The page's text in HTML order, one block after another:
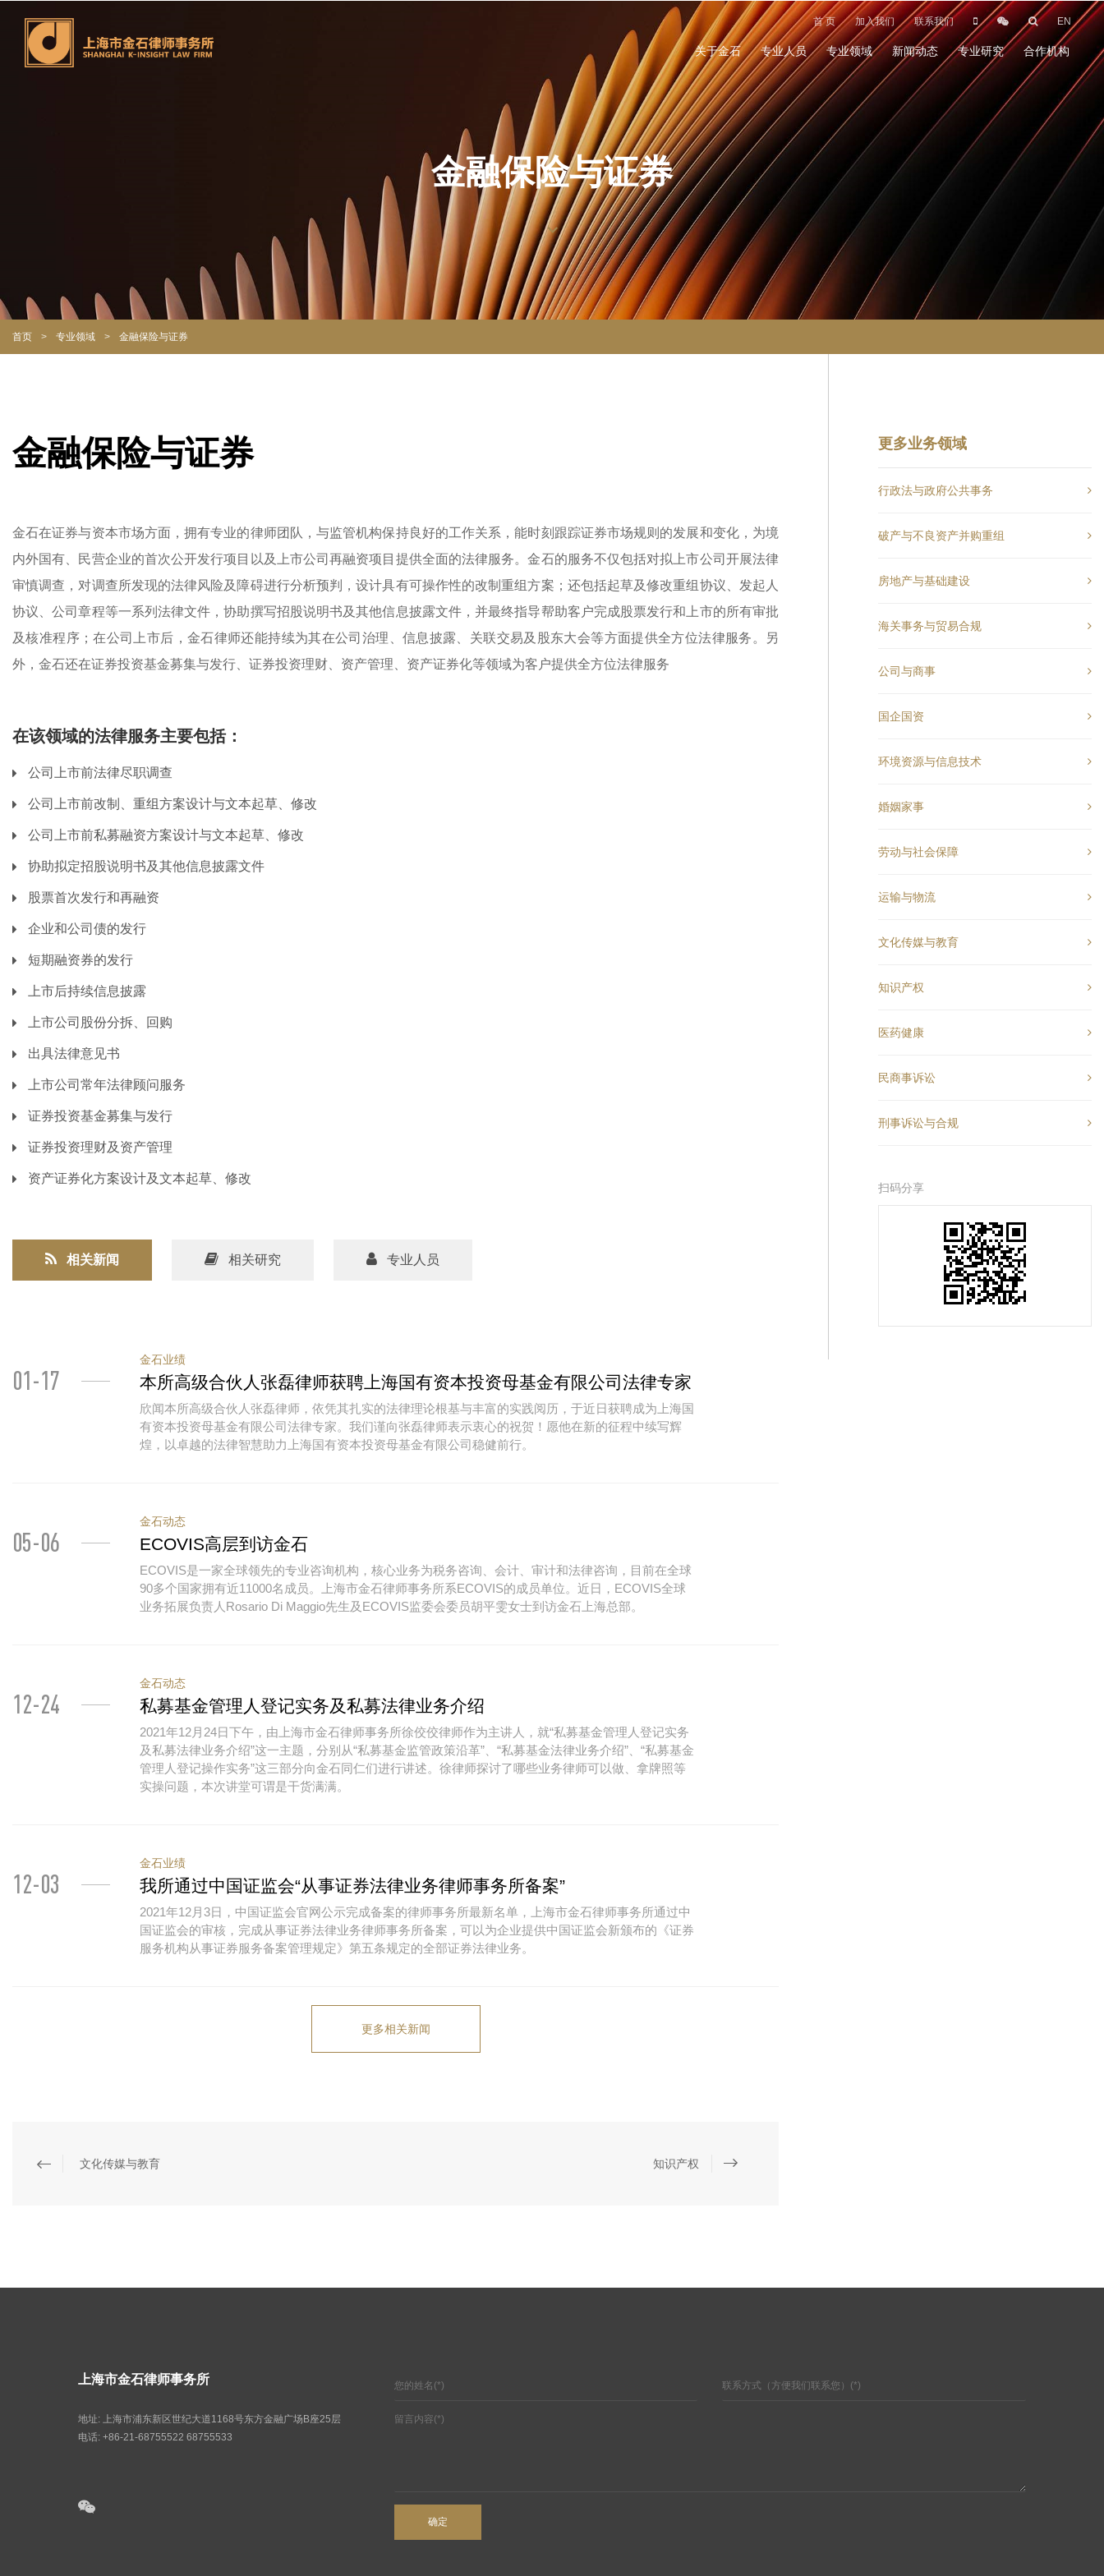
首 页 加入我们 联系我们 EN
关于金石 专业人员 专业领域 新闻动态 专业研究 合作机构
金融保险与证券
首页 > 专业领域 > 金融保险与证券
金融保险与证券
金石在证券与资本市场方面，拥有专业的律师团队，与监管机构保持良好的工作关系，能时刻跟踪证券市场规则的发展和变化，为境
内外国有、民营企业的首次公开发行项目以及上市公司再融资项目提供全面的法律服务。金石的服务不仅包括对拟上市公司开展法律
审慎调查，对调查所发现的法律风险及障碍进行分析预判，设计具有可操作性的改制重组方案；还包括起草及修改重组协议、发起人
协议、公司章程等一系列法律文件，协助撰写招股说明书及其他信息披露文件，并最终指导帮助客户完成股票发行和上市的所有审批
及核准程序；在公司上市后，金石律师还能持续为其在公司治理、信息披露、关联交易及股东大会等方面提供全方位法律服务。另
外，金石还在证券投资基金募集与发行、证券投资理财、资产管理、资产证券化等领域为客户提供全方位法律服务
在该领域的法律服务主要包括：
公司上市前法律尽职调查
公司上市前改制、重组方案设计与文本起草、修改
公司上市前私募融资方案设计与文本起草、修改
协助拟定招股说明书及其他信息披露文件
股票首次发行和再融资
企业和公司债的发行
短期融资券的发行
上市后持续信息披露
上市公司股份分拆、回购
出具法律意见书
上市公司常年法律顾问服务
证券投资基金募集与发行
证券投资理财及资产管理
资产证券化方案设计及文本起草、修改
相关新闻
01-17
金石业绩
本所高级合伙人张磊律师获聘上海国有资本投资母基金有限公司法律专家
欣闻本所高级合伙人张磊律师，依凭其扎实的法律理论根基与丰富的实践阅历，于近日获聘成为上海国
有资本投资母基金有限公司法律专家。我们谨向张磊律师表示衷心的祝贺！愿他在新的征程中续写辉
煌，以卓越的法律智慧助力上海国有资本投资母基金有限公司稳健前行。
05-06
金石动态
ECOVIS高层到访金石
ECOVIS是一家全球领先的专业咨询机构，核心业务为税务咨询、会计、审计和法律咨询，目前在全球
90多个国家拥有近11000名成员。上海市金石律师事务所系ECOVIS的成员单位。近日，ECOVIS全球
业务拓展负责人Rosario Di Maggio先生及ECOVIS监委会委员胡平雯女士到访金石上海总部。
12-24
金石动态
私募基金管理人登记实务及私募法律业务介绍
2021年12月24日下午，由上海市金石律师事务所徐佼佼律师作为主讲人，就“私募基金管理人登记实务
及私募法律业务介绍”这一主题，分别从“私募基金监管政策沿革”、“私募基金法律业务介绍”、“私募基金
管理人登记操作实务”这三部分向金石同仁们进行讲述。徐律师探讨了哪些业务律师可以做、拿牌照等
实操问题，本次讲堂可谓是干货满满。
12-03
金石业绩
我所通过中国证监会“从事证券法律业务律师事务所备案”
2021年12月3日，中国证监会官网公示完成备案的律师事务所最新名单，上海市金石律师事务所通过中
国证监会的审核，完成从事证券法律业务律师事务所备案，可以为企业提供中国证监会新颁布的《证券
服务机构从事证券服务备案管理规定》第五条规定的全部证券法律业务。
更多相关新闻
相关研究 专业人员
文化传媒与教育 知识产权
更多业务领域
行政法与政府公共事务
破产与不良资产并购重组
房地产与基础建设
海关事务与贸易合规
公司与商事
国企国资
环境资源与信息技术
婚姻家事
劳动与社会保障
运输与物流
文化传媒与教育
知识产权
医药健康
民商事诉讼
刑事诉讼与合规
扫码分享
上海市金石律师事务所
地址: 上海市浦东新区世纪大道1168号东方金融广场B座25层
电话: +86-21-68755522 68755533